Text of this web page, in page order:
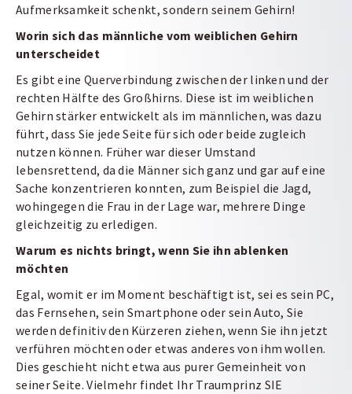
Aufmerksamkeit schenkt, sondern seinem Gehirn!
Worin sich das männliche vom weiblichen Gehirn
unterscheidet
Es gibt eine Querverbindung zwischen der linken und der
rechten Hälfte des Großhirns. Diese ist im weiblichen
Gehirn stärker entwickelt als im männlichen, was dazu
führt, dass Sie jede Seite für sich oder beide zugleich
nutzen können. Früher war dieser Umstand
lebensrettend, da die Männer sich ganz und gar auf eine
Sache konzentrieren konnten, zum Beispiel die Jagd,
wohingegen die Frau in der Lage war, mehrere Dinge
gleichzeitig zu erledigen.
Warum es nichts bringt, wenn Sie ihn ablenken
möchten
Egal, womit er im Moment beschäftigt ist, sei es sein PC,
das Fernsehen, sein Smartphone oder sein Auto, Sie
werden definitiv den Kürzeren ziehen, wenn Sie ihn jetzt
verführen möchten oder etwas anderes von ihm wollen.
Dies geschieht nicht etwa aus purer Gemeinheit von
seiner Seite. Vielmehr findet Ihr Traumprinz SIE